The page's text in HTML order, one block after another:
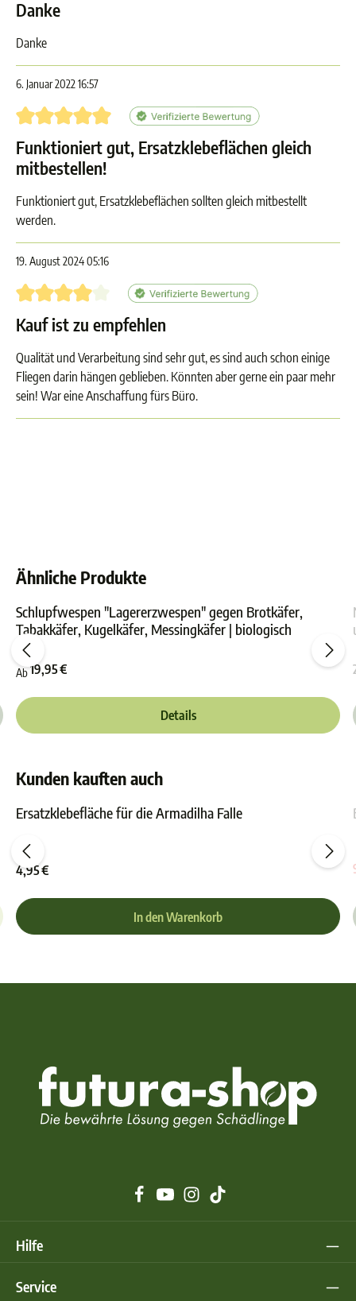
Danke
Danke
6. Januar 2022 16:57
Bewertung mit 5 von 5 Sternen
Funktioniert gut, Ersatzklebeflächen gleich
mitbestellen!
Funktioniert gut, Ersatzklebeflächen sollten gleich mitbestellt
werden.
19. August 2024 05:16
Bewertung mit 4 von 5 Sternen
Kauf ist zu empfehlen
Qualität und Verarbeitung sind sehr gut, es sind auch schon einige
Fliegen darin hängen geblieben. Könnten aber gerne ein paar mehr
sein! War eine Anschaffung fürs Büro.
Ähnliche Produkte
von 4.8 von 5 Sternen Durchschnittliche
Schlupfwespen "Lagererzwespen" gegen Brotkäfer,
Tabakkäfer, Kugelkäfer, Messingkäfer | biologisch
Ab19,95 €
Details
Kunden kauften auch
Ersatzklebefläche für die Armadilha Falle
4,95 €
In den Warenkorb
Hilfe
Service